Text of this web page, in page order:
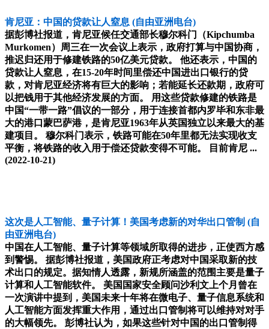
肯尼亚：中国的贷款让人窒息 (自由亚洲电台)
据彭博社报道，肯尼亚候任交通部长穆尔科门（Kipchumba
Murkomen）周三在一次会议上表示，政府打算与中国协商，
推迟归还用于修建铁路的50亿美元贷款。 他还表示，中国的
贷款让人窒息，在15-20年时间里偿还中国进出口银行的贷
款，对肯尼亚经济将有巨大的影响；若能延长还款期，政府可
以把钱用于其他经济发展的方面。 用这些贷款修建的铁路是
中国“一带一路”倡议的一部分，用于连接首都内罗毕和东非最
大的港口蒙巴萨港，是肯尼亚1963年从英国独立以来最大的基
建项目。 穆尔科门表示，铁路可能在50年里都无法实现收支
平衡，将铁路的收入用于偿还贷款变得不可能。 目前肯尼 ...
(2022-10-21)
这次是人工智能、量子计算！美国考虑新的对华出口管制 (自
由亚洲电台)
中国在人工智能、量子计算等领域所取得的进步，正使西方感
到警惕。 据彭博社报道，美国政府正考虑对中国采取新的技
术出口的规定。据知情人透露，新规所涵盖的范围主要是量子
计算和人工智能软件。 美国国家安全顾问沙利文上个月曾在
一次演讲中提到，美国未来十年将在微电子、量子信息系统和
人工智能方面发挥重大作用，通过出口管制将可以维持对对手
的大幅领先。 彭博社认为，如果这些针对中国的出口管制得